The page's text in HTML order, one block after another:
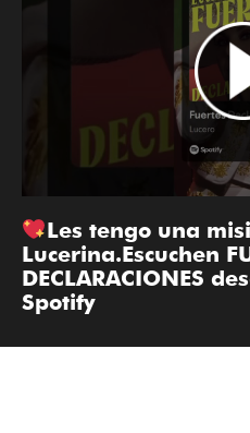
Les tengo una
Lucerina.Escuchen
DECLARACIONES
Spotify